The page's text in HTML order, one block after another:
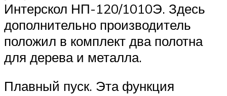
Интерскол НП-120/1010Э. Здесь
дополнительно производитель
положил в комплект два полотна
для дерева и металла.
Плавный пуск. Эта функция